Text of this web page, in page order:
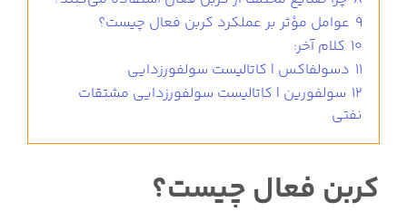
9 عوامل مؤثر بر عملکرد کربن فعال چیست؟
10 کلام آخر:
11 دسولفاکس | کاتالیست سولفورزدایی
12 سولفورین | کاتالیست سولفورزدایی مشتقات
نفتی
کربن فعال چیست؟